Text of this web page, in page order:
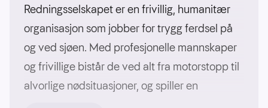
Redningsselskapet er en frivillig, humanitær
organisasjon som jobber for trygg ferdsel på
og ved sjøen. Med profesjonelle mannskaper
og frivillige bistår de ved alt fra motorstopp til
alvorlige nødsituasjoner, og spiller en